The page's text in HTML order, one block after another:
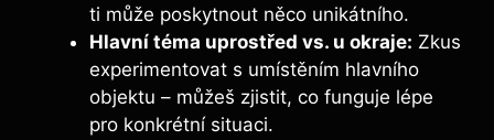
ti může poskytnout něco unikátního.
Hlavní téma uprostřed vs. u okraje: Zkus
experimentovat s umístěním hlavního
objektu – můžeš zjistit, co funguje lépe
pro konkrétní situaci.